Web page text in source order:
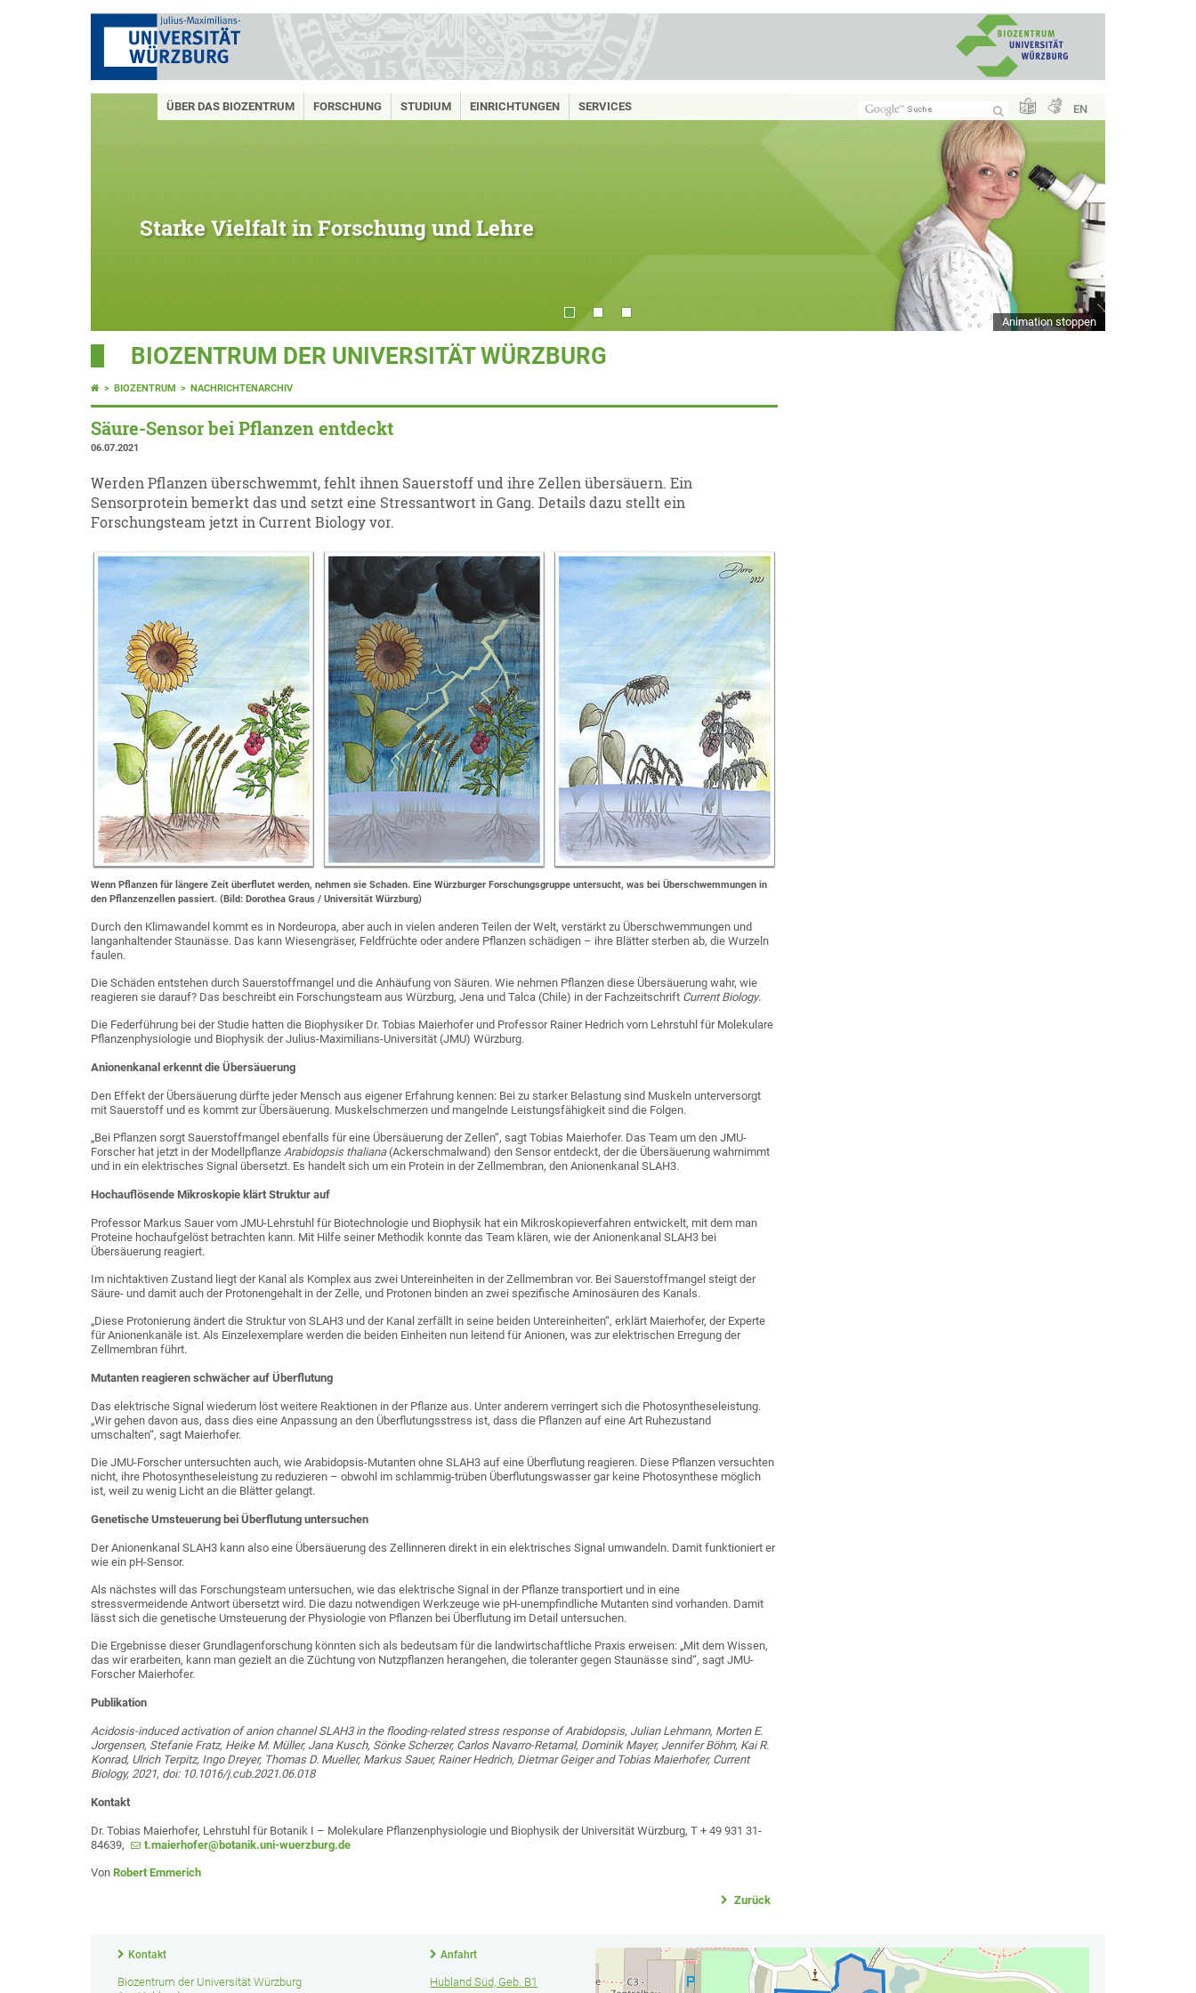
EN
ÜBER DAS BIOZENTRUM FORSCHUNG STUDIUM EINRICHTUNGEN SERVICES
Starke Vielfalt in Forschung und Lehre
Animation stoppen
BIOZENTRUM DER UNIVERSITÄT WÜRZBURG
BIOZENTRUM NACHRICHTENARCHIV
Säure-Sensor bei Pflanzen entdeckt
06.07.2021
Werden Pflanzen überschwemmt, fehlt ihnen Sauerstoff und ihre Zellen übersäuern. Ein
Sensorprotein bemerkt das und setzt eine Stressantwort in Gang. Details dazu stellt ein
Forschungsteam jetzt in Current Biology vor.
Wenn Pflanzen für längere Zeit überflutet werden, nehmen sie Schaden. Eine Würzburger Forschungsgruppe untersucht, was bei Überschwemmungen in
den Pflanzenzellen passiert. (Bild: Dorothea Graus / Universität Würzburg)
Durch den Klimawandel kommt es in Nordeuropa, aber auch in vielen anderen Teilen der Welt, verstärkt zu Überschwemmungen und
langanhaltender Staunässe. Das kann Wiesengräser, Feldfrüchte oder andere Pflanzen schädigen – ihre Blätter sterben ab, die Wurzeln
faulen.
Die Schäden entstehen durch Sauerstoffmangel und die Anhäufung von Säuren. Wie nehmen Pflanzen diese Übersäuerung wahr, wie
reagieren sie darauf? Das beschreibt ein Forschungsteam aus Würzburg, Jena und Talca (Chile) in der Fachzeitschrift Current Biology.
Die Federführung bei der Studie hatten die Biophysiker Dr. Tobias Maierhofer und Professor Rainer Hedrich vom Lehrstuhl für Molekulare
Pflanzenphysiologie und Biophysik der Julius-Maximilians-Universität (JMU) Würzburg.
Anionenkanal erkennt die Übersäuerung
Den Effekt der Übersäuerung dürfte jeder Mensch aus eigener Erfahrung kennen: Bei zu starker Belastung sind Muskeln unterversorgt
mit Sauerstoff und es kommt zur Übersäuerung. Muskelschmerzen und mangelnde Leistungsfähigkeit sind die Folgen.
„Bei Pflanzen sorgt Sauerstoffmangel ebenfalls für eine Übersäuerung der Zellen“, sagt Tobias Maierhofer. Das Team um den JMU-
Forscher hat jetzt in der Modellpflanze Arabidopsis thaliana(Ackerschmalwand) den Sensor entdeckt, der die Übersäuerung wahrnimmt
und in ein elektrisches Signal übersetzt. Es handelt sich um ein Protein in der Zellmembran, den Anionenkanal SLAH3.
Hochauflösende Mikroskopie klärt Struktur auf
Professor Markus Sauer vom JMU-Lehrstuhl für Biotechnologie und Biophysik hat ein Mikroskopieverfahren entwickelt, mit dem man
Proteine hochaufgelöst betrachten kann. Mit Hilfe seiner Methodik konnte das Team klären, wie der Anionenkanal SLAH3 bei
Übersäuerung reagiert.
Im nichtaktiven Zustand liegt der Kanal als Komplex aus zwei Untereinheiten in der Zellmembran vor. Bei Sauerstoffmangel steigt der
Säure- und damit auch der Protonengehalt in der Zelle, und Protonen binden an zwei spezifische Aminosäuren des Kanals.
„Diese Protonierung ändert die Struktur von SLAH3 und der Kanal zerfällt in seine beiden Untereinheiten“, erklärt Maierhofer, der Experte
für Anionenkanäle ist. Als Einzelexemplare werden die beiden Einheiten nun leitend für Anionen, was zur elektrischen Erregung der
Zellmembran führt.
Mutanten reagieren schwächer auf Überflutung
Das elektrische Signal wiederum löst weitere Reaktionen in der Pflanze aus. Unter anderem verringert sich die Photosyntheseleistung.
„Wir gehen davon aus, dass dies eine Anpassung an den Überflutungsstress ist, dass die Pflanzen auf eine Art Ruhezustand
umschalten“, sagt Maierhofer.
Die JMU-Forscher untersuchten auch, wie Arabidopsis-Mutanten ohne SLAH3 auf eine Überflutung reagieren. Diese Pflanzen versuchten
nicht, ihre Photosyntheseleistung zu reduzieren – obwohl im schlammig-trüben Überflutungswasser gar keine Photosynthese möglich
ist, weil zu wenig Licht an die Blätter gelangt.
Genetische Umsteuerung bei Überflutung untersuchen
Der Anionenkanal SLAH3 kann also eine Übersäuerung des Zellinneren direkt in ein elektrisches Signal umwandeln. Damit funktioniert er
wie ein pH-Sensor.
Als nächstes will das Forschungsteam untersuchen, wie das elektrische Signal in der Pflanze transportiert und in eine
stressvermeidende Antwort übersetzt wird. Die dazu notwendigen Werkzeuge wie pH-unempfindliche Mutanten sind vorhanden. Damit
lässt sich die genetische Umsteuerung der Physiologie von Pflanzen bei Überflutung im Detail untersuchen.
Die Ergebnisse dieser Grundlagenforschung könnten sich als bedeutsam für die landwirtschaftliche Praxis erweisen: „Mit dem Wissen,
das wir erarbeiten, kann man gezielt an die Züchtung von Nutzpflanzen herangehen, die toleranter gegen Staunässe sind“, sagt JMU-
Forscher Maierhofer.
Publikation
Acidosis-induced activation of anion channel SLAH3 in the flooding-related stress response of Arabidopsis, Julian Lehmann, Morten E.
Jorgensen, Stefanie Fratz, Heike M. Müller, Jana Kusch, Sönke Scherzer, Carlos Navarro-Retamal, Dominik Mayer, Jennifer Böhm, Kai R.
Konrad, Ulrich Terpitz, Ingo Dreyer, Thomas D. Mueller, Markus Sauer, Rainer Hedrich, Dietmar Geiger and Tobias Maierhofer, Current
Biology, 2021, doi: 10.1016/j.cub.2021.06.018
Kontakt
Dr. Tobias Maierhofer, Lehrstuhl für Botanik I – Molekulare Pflanzenphysiologie und Biophysik der Universität Würzburg, T + 49 931 31-
84639,
t.maierhofer@botanik.uni-wuerzburg.de
Von Robert Emmerich
Zurück
Kontakt
Biozentrum der Universität Würzburg
Anfahrt
Hubland Süd, Geb. B1